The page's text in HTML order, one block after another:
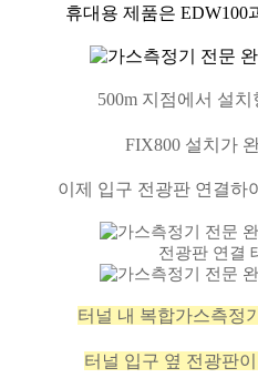
휴대용 제품은 EDW100
500m 지점에서 설치
FIX800 설치가
이제 입구 전광판 연결하
전광판 연결
터널 내 복합가스측정
터널 입구 옆 전광판